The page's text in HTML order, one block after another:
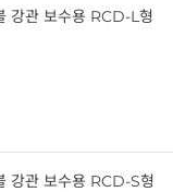
강관 보수용 RCD-L형
강관 보수용 RCD-S형